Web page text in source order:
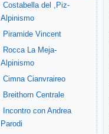
Costabella del ,Piz-
Alpinismo
Piramide Vincent
Rocca La Meja-
Alpinismo
Cimna Cianvraireo
Breithorn Centrale
Incontro con Andrea
Parodi